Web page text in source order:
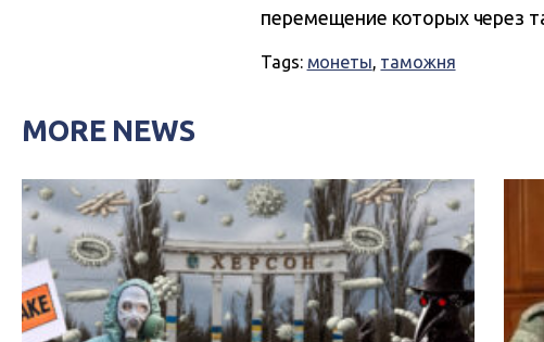
перемещение которых через
Tags: монеты, таможня
MORE NEWS